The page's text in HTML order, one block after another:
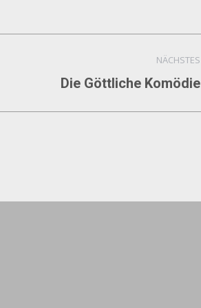
NÄCHSTES
Die Göttliche Komödie